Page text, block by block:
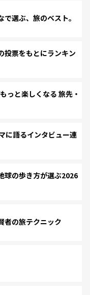
選ぶ、旅のベスト。
票をもとにランキン
と楽しくなる 旅先・
に語るインタビュー連
球の歩き方が選ぶ2026
者の旅テクニック